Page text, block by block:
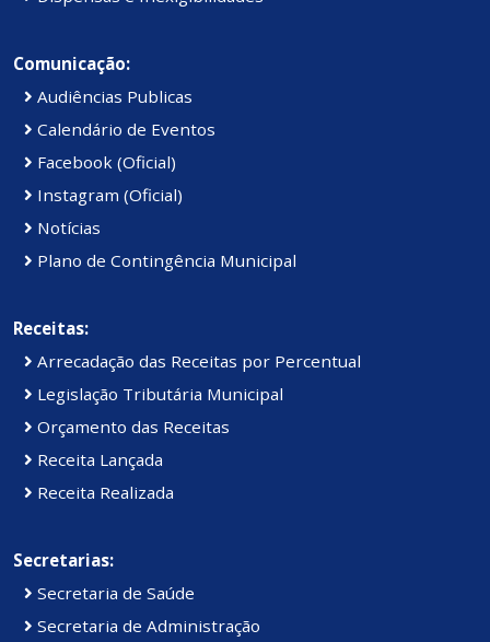
Comunicação:
Audiências Publicas
Calendário de Eventos
Facebook (Oficial)
Instagram (Oficial)
Notícias
Plano de Contingência Municipal
Receitas:
Arrecadação das Receitas por Percentual
Legislação Tributária Municipal
Orçamento das Receitas
Receita Lançada
Receita Realizada
Secretarias:
Secretaria de Saúde
Secretaria de Administração